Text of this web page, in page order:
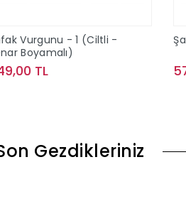
Vurgunu - 1 (Ciltli -
Boyamalı)
TL
Gezdikleriniz